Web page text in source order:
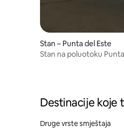
Stan – Punta del Este
Stan na poluotoku
Destinacije koje
Druge vrste smještaja